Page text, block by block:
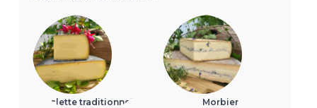
Raclette traditionnelle Morbier